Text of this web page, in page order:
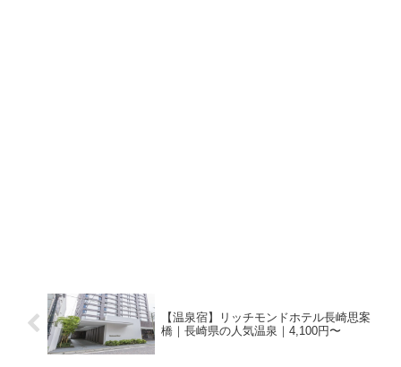
【温泉宿】リッチモンドホテル長崎思案
橋｜長崎県の人気温泉｜4,100円〜